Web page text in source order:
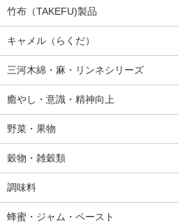
竹布（TAKEFU)製品
キャメル（らくだ）
三河木綿・麻・リンネシリーズ
癒やし・意識・精神向上
野菜・果物
穀物・雑穀類
調味料
蜂蜜・ジャム・ペースト